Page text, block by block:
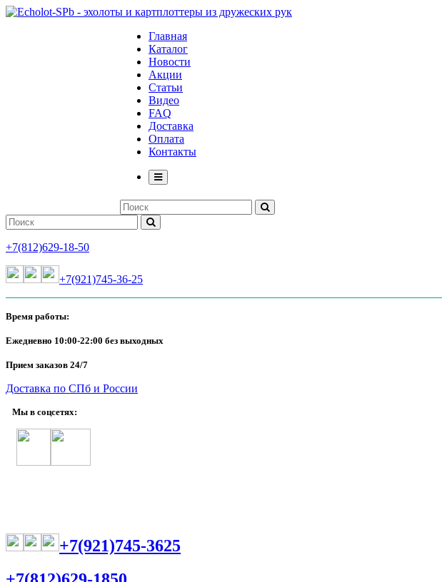
Главная
Каталог
Новости
Акции
Статьи
Видео
FAQ
Доставка
Оплата
Контакты
+7(812)629-18-50
+7(921)745-36-25
Время работы:
Ежедневно 10:00-22:00 без выходных
Прием заказов 24/7
Доставка по СПб и России
Мы в соцсетях:
+7(921)745-3625